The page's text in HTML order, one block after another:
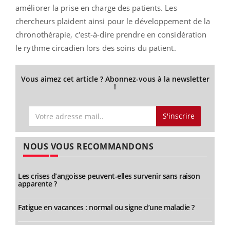
améliorer la prise en charge des patients. Les
chercheurs plaident ainsi pour le développement de la
chronothérapie, c'est-à-dire prendre en considération
le rythme circadien lors des soins du patient.
Vous aimez cet article ? Abonnez-vous à la newsletter
!
S'inscrire
NOUS VOUS RECOMMANDONS
Les crises d’angoisse peuvent-elles survenir sans raison
apparente ?
Fatigue en vacances : normal ou signe d’une maladie ?